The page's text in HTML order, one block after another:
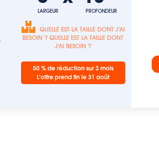
LARGEUR PROFONDEUR
QUELLE EST LA TAILLE DONT J'AI
BESOIN ? QUELLE EST LA TAILLE DONT
J'AI BESOIN ?
50 % de réduction sur 3 mois
L'offre prend fin le 31 août